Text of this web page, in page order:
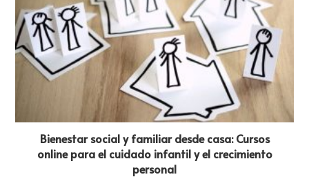
Bienestar social y familiar desde casa: Cursos
online para el cuidado infantil y el crecimiento
personal